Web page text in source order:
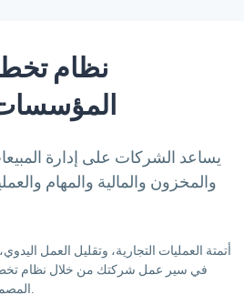
نظام
والمخزون والمالية والمهام
أتمتة العمليات التجارية، وتقليل العمل
في سير عمل شركتك من خلال نظام
المصمم للشركات الناشئة والمتنامية.